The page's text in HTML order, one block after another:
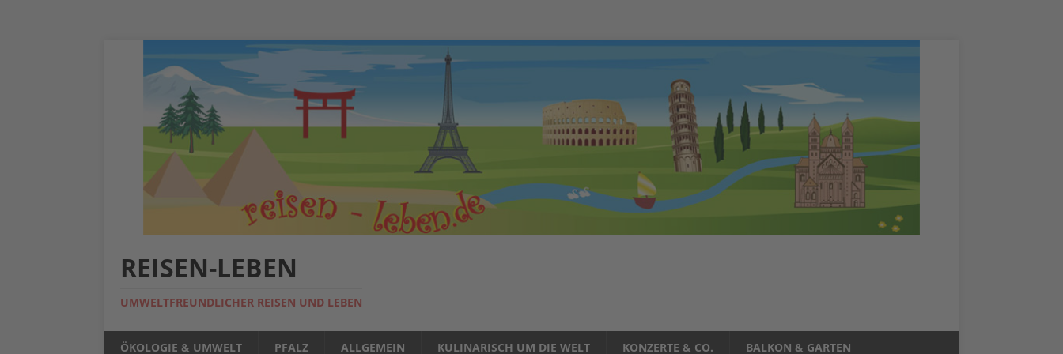
REISEN-LEBEN
UMWELTFREUNDLICHER REISEN UND LEBEN
ÖKOLOGIE & UMWELT PFALZ ALLGEMEIN KULINARISCH UM DIE WELT KONZERTE & CO. BALKON & GARTEN